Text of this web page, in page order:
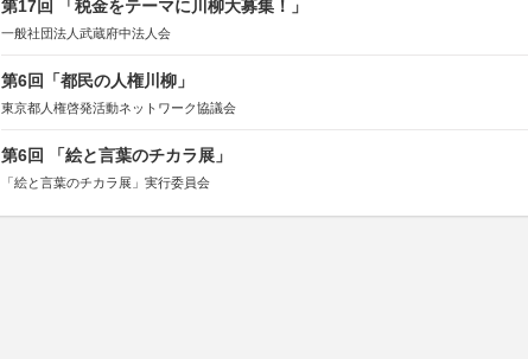
第17回 「税金をテーマに川柳大募集！」
一般社団法人武蔵府中法人会
第6回「都民の人権川柳」
東京都人権啓発活動ネットワーク協議会
第6回 「絵と言葉のチカラ展」
「絵と言葉のチカラ展」実行委員会